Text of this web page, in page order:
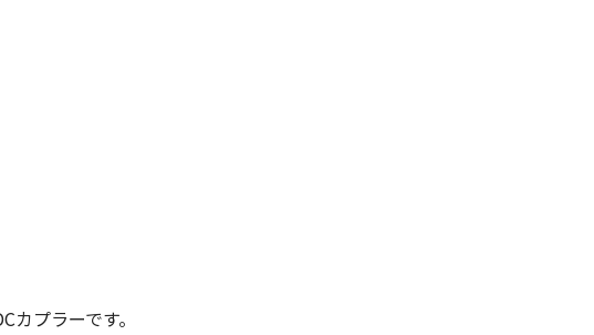
カプラーです。